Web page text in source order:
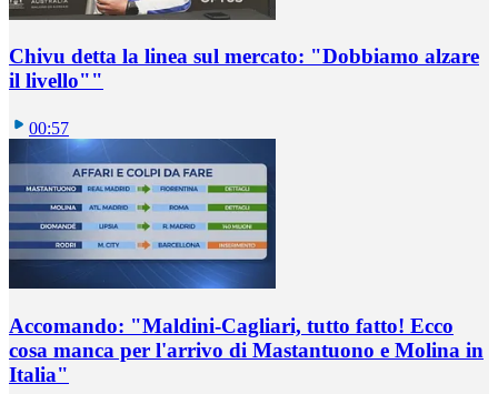
Chivu detta la linea sul mercato: "Dobbiamo alzare
il livello""
00:57
Accomando: "Maldini-Cagliari, tutto fatto! Ecco
cosa manca per l'arrivo di Mastantuono e Molina in
Italia"